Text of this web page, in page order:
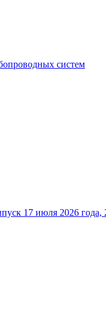
систем
17 июля 2026 года,